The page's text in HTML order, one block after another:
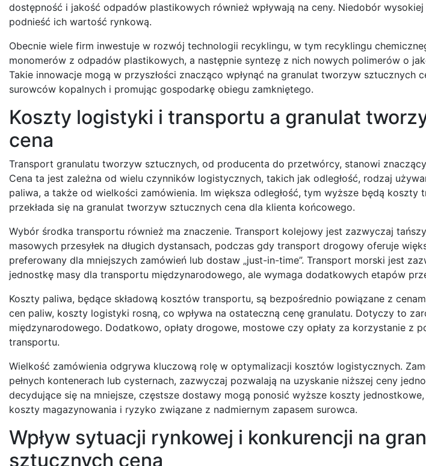
dostępność i jakość odpadów plastikowych również wpływają na ceny. Niedobór
podnieść ich wartość rynkową.
Obecnie wiele firm inwestuje w rozwój technologii recyklingu, w tym recyklingu
monomerów z odpadów plastikowych, a następnie syntezę z nich nowych polimerów o
Takie innowacje mogą w przyszłości znacząco wpłynąć na granulat tworzyw sztucznych
surowców kopalnych i promując gospodarkę obiegu zamkniętego.
Koszty logistyki i transportu a granulat
cena
Transport granulatu tworzyw sztucznych, od producenta do przetwórcy, stanowi
Cena ta jest zależna od wielu czynników logistycznych, takich jak odległość, rodzaj
paliwa, a także od wielkości zamówienia. Im większa odległość, tym wyższe będą koszty
przekłada się na granulat tworzyw sztucznych cena dla klienta końcowego.
Wybór środka transportu również ma znaczenie. Transport kolejowy jest zazwyczaj
masowych przesyłek na długich dystansach, podczas gdy transport drogowy oferuje
preferowany dla mniejszych zamówień lub dostaw „just-in-time”. Transport morski jest
jednostkę masy dla transportu międzynarodowego, ale wymaga dodatkowych etapów
Koszty paliwa, będące składową kosztów transportu, są bezpośrednio powiązane z
cen paliw, koszty logistyki rosną, co wpływa na ostateczną cenę granulatu. Dotyczy to
międzynarodowego. Dodatkowo, opłaty drogowe, mostowe czy opłaty za korzystanie z
transportu.
Wielkość zamówienia odgrywa kluczową rolę w optymalizacji kosztów logistycznych.
pełnych kontenerach lub cysternach, zazwyczaj pozwalają na uzyskanie niższej ceny
decydujące się na mniejsze, częstsze dostawy mogą ponosić wyższe koszty
koszty magazynowania i ryzyko związane z nadmiernym zapasem surowca.
Wpływ sytuacji rynkowej i konkurencji na
sztucznych cena